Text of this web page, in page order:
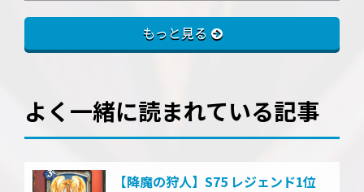
もっと見る
よく一緒に読まれている記事
【降魔の狩人】S75 レジェンド1位